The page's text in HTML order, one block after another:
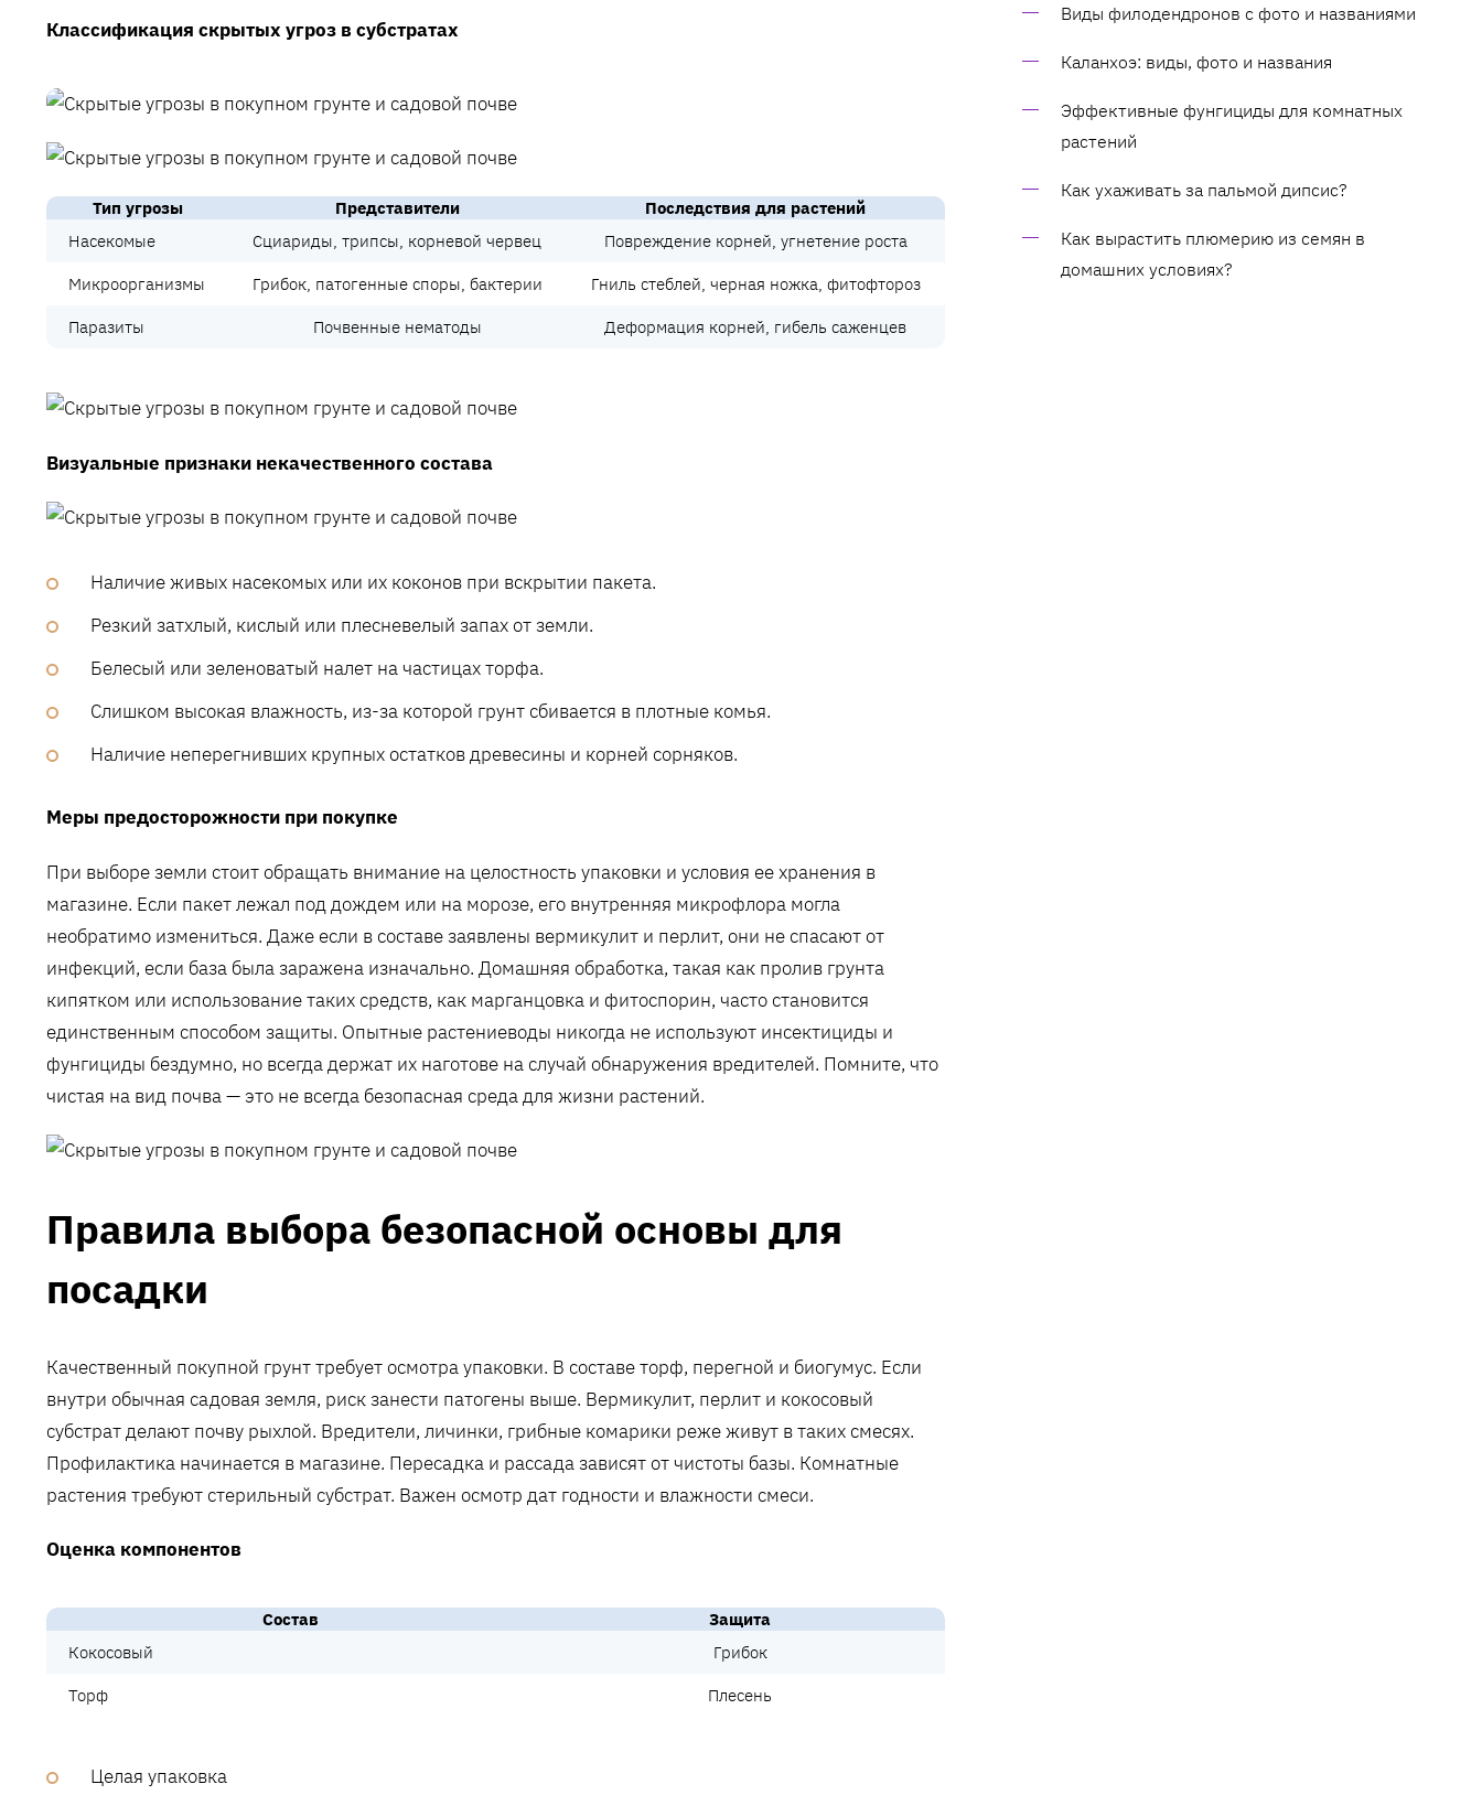
Классификация скрытых угроз в субстратах
Тип угрозы Представители
Последствия для растений
Насекомые
Сциариды, трипсы, корневой червец Повреждение корней, угнетение роста
Микроорганизмы Грибок, патогенные споры, бактерии Гниль стеблей, черная ножка, фитофтороз
Паразиты Почвенные нематоды Деформация корней, гибель саженцев
Визуальные признаки некачественного состава
Наличие живых насекомых или их коконов при вскрытии пакета.
Резкий затхлый, кислый или плесневелый запах от земли.
Белесый или зеленоватый налет на частицах торфа.
Слишком высокая влажность, из-за которой грунт сбивается в плотные комья.
Наличие неперегнивших крупных остатков древесины и корней сорняков.
Меры предосторожности при покупке
При выборе земли стоит обращать внимание на целостность упаковки и условия ее хранения в
магазине. Если пакет лежал под дождем или на морозе, его внутренняя микрофлора могла
необратимо измениться. Даже если в составе заявлены вермикулит и перлит, они не спасают от
инфекций, если база была заражена изначально. Домашняя обработка, такая как пролив грунта
кипятком или использование таких средств, как марганцовка и фитоспорин, часто становится
единственным способом защиты. Опытные растениеводы никогда не используют инсектициды и
фунгициды бездумно, но всегда держат их наготове на случай обнаружения вредителей. Помните, что
чистая на вид почва — это не всегда безопасная среда для жизни растений.
Правила выбора безопасной основы для
посадки
Качественный покупной грунт требует осмотра упаковки. В составе торф, перегной и биогумус. Если
внутри обычная садовая земля, риск занести патогены выше. Вермикулит, перлит и кокосовый
субстрат делают почву рыхлой. Вредители, личинки, грибные комарики реже живут в таких смесях.
Профилактика начинается в магазине. Пересадка и рассада зависят от чистоты базы. Комнатные
растения требуют стерильный субстрат. Важен осмотр дат годности и влажности смеси.
Оценка компонентов
Состав
Защита
Кокосовый
Грибок
Торф Плесень
Целая упаковка
Виды филодендронов с фото и названиями
Каланхоэ: виды, фото и названия
Эффективные фунгициды для комнатных
растений
Как ухаживать за пальмой дипсис?
Как вырастить плюмерию из семян в
домашних условиях?